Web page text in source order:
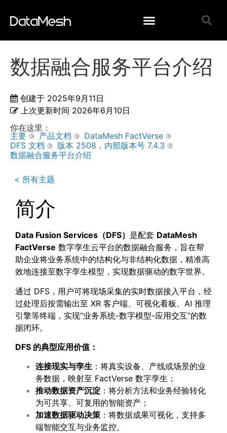
数据融合服务平台介绍
创建于 2025年9月11日
上次更新时间 2026年6月10日
你在这里：
主要
产品文档
DataMesh FactVerse
DFS 文档
版本 2508，内部版本号 7.4.3
数据融合服务平台介绍
< 所有主题
简介
Data Fusion Services （DFS） 是配套 DataMesh
FactVerse 数字孪生云平台的数据融合服务，旨在帮
助企业将业务系统中的结构化与非结构化数据，精准高
效地连接至数字孪生模型，实现数据驱动的数字世界。
通过 DFS，用户可将现场采集的实时数据接入平台，经
过处理后按需输出至 XR 客户端、可视化看板、AI 推理
引擎等终端，实现“业务系统-数字模型-应用交互”的数
据闭环。
DFS 的典型应用价值：
连接现实与孪生 ：将真实设备、产线或场景的业
务数据，映射至 FactVerse 数字孪生；
推动数据资产沉淀 ：将分析方法和业务经验转化
为可共享、可复用的智能资产；
加速数据驱动决策 ：将数据成果可视化，支持多
端智能交互与业务监控。